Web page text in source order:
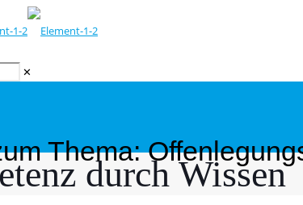
✕
durch Wissen
Thema: